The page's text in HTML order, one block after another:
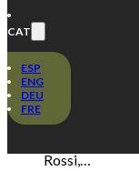
CAT
ESP
ENG
DEU
FRE
Bacallà
sobre
25 març, 2020
El xef del
edicions de
Rossi,…